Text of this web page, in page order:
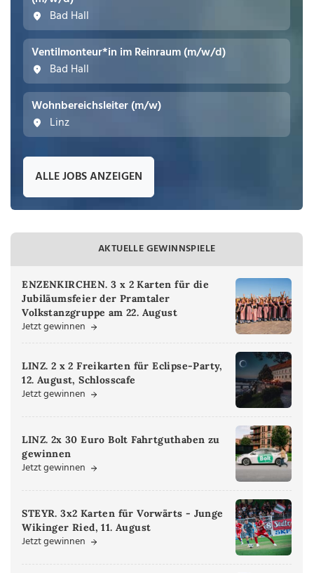
Bad Hall
Ventilmonteur*in im Reinraum (m/w/d)
Bad Hall
Wohnbereichsleiter (m/w)
Linz
ALLE JOBS ANZEIGEN
AKTUELLE GEWINNSPIELE
ENZENKIRCHEN. 3 x 2 Karten für die
Jubiläumsfeier der Pramtaler
Volkstanzgruppe am 22. August
Jetzt gewinnen
LINZ. 2 x 2 Freikarten für Eclipse-Party,
12. August, Schlosscafe
Jetzt gewinnen
LINZ. 2x 30 Euro Bolt Fahrtguthaben zu
gewinnen
Jetzt gewinnen
STEYR. 3x2 Karten für Vorwärts - Junge
Wikinger Ried, 11. August
Jetzt gewinnen